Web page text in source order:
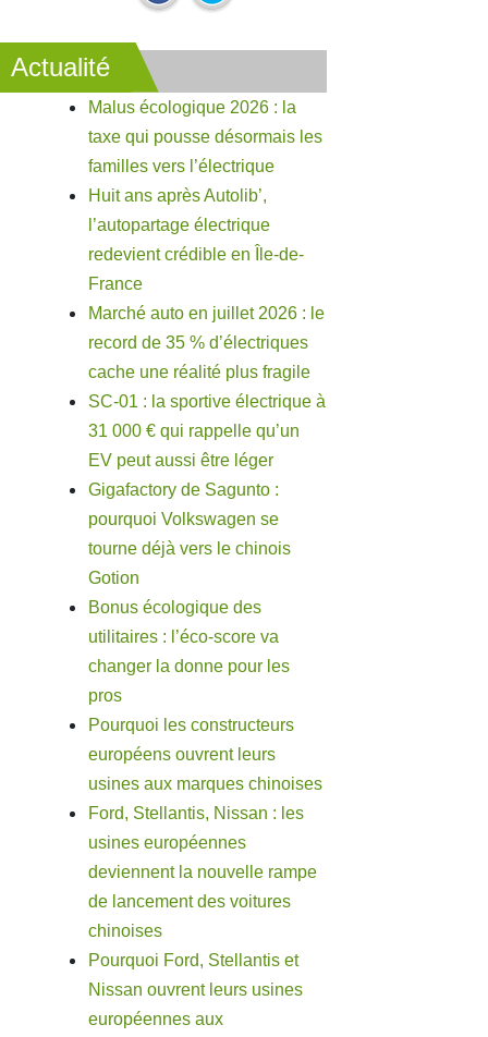
Actualité
Malus écologique 2026 : la
taxe qui pousse désormais les
familles vers l’électrique
Huit ans après Autolib’,
l’autopartage électrique
redevient crédible en Île-de-
France
Marché auto en juillet 2026 : le
record de 35 % d’électriques
cache une réalité plus fragile
SC-01 : la sportive électrique à
31 000 € qui rappelle qu’un
EV peut aussi être léger
Gigafactory de Sagunto :
pourquoi Volkswagen se
tourne déjà vers le chinois
Gotion
Bonus écologique des
utilitaires : l’éco-score va
changer la donne pour les
pros
Pourquoi les constructeurs
européens ouvrent leurs
usines aux marques chinoises
Ford, Stellantis, Nissan : les
usines européennes
deviennent la nouvelle rampe
de lancement des voitures
chinoises
Pourquoi Ford, Stellantis et
Nissan ouvrent leurs usines
européennes aux